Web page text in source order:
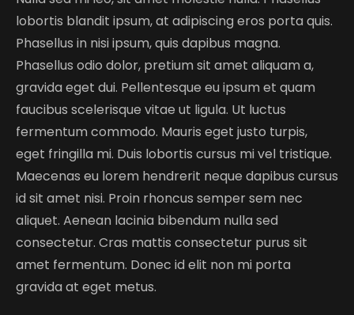
lobortis blandit ipsum, at adipiscing eros porta quis.
Phasellus in nisi ipsum, quis dapibus magna.
Phasellus odio dolor, pretium sit amet aliquam a,
gravida eget dui. Pellentesque eu ipsum et quam
faucibus scelerisque vitae ut ligula. Ut luctus
fermentum commodo. Mauris eget justo turpis,
eget fringilla mi. Duis lobortis cursus mi vel tristique.
Maecenas eu lorem hendrerit neque dapibus cursus
id sit amet nisi. Proin rhoncus semper sem nec
aliquet. Aenean lacinia bibendum nulla sed
consectetur. Cras mattis consectetur purus sit
amet fermentum. Donec id elit non mi porta
gravida at eget metus.